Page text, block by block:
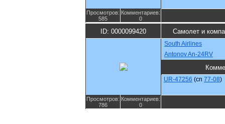
Просмотров:
585
Комментариев:
0
ID: 0000099420 Самолет и
South Airlines
Antonov An-24RV
UR-47256 (cn 77-08)
Просмотров:
786
Комментариев:
0